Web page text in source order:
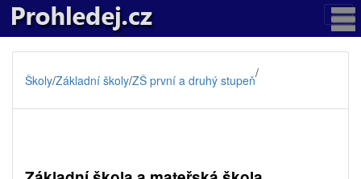
Školy/Základní školy/ZŠ první a druhý stupeň/